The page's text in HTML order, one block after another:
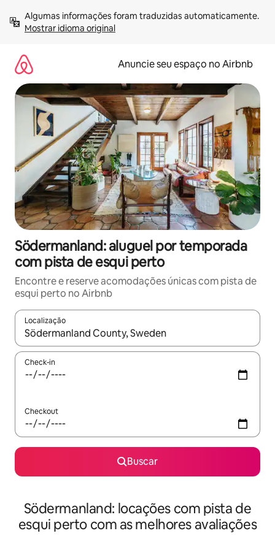
para
Mostrar idioma original
Anuncie seu espaço no Airbnb
Södermanland: aluguel por temporada
com pista de esqui perto
Encontre e reserve acomodações únicas com pista de
esqui perto no Airbnb
Localização
Quando os resultados estiverem disponíveis, explore-os
Check-in
Checkout
Buscar
Södermanland: locações com pista de
esqui perto com as melhores avaliações